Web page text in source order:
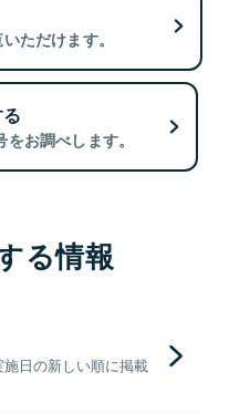
ただけます。
お調べします。
る情報
日の新しい順に掲載